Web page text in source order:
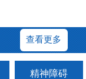
查看更多
精神障碍